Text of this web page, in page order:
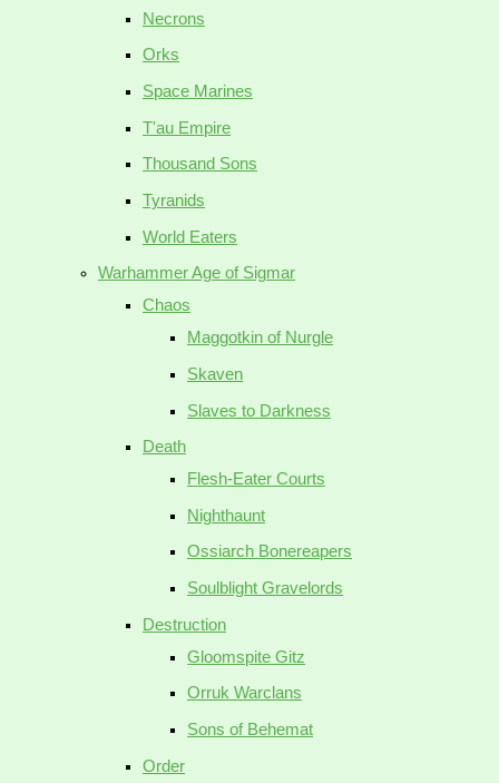
Necrons
Orks
Space Marines
T'au Empire
Thousand Sons
Tyranids
World Eaters
Warhammer Age of Sigmar
Chaos
Maggotkin of Nurgle
Skaven
Slaves to Darkness
Death
Flesh-Eater Courts
Nighthaunt
Ossiarch Bonereapers
Soulblight Gravelords
Destruction
Gloomspite Gitz
Orruk Warclans
Sons of Behemat
Order